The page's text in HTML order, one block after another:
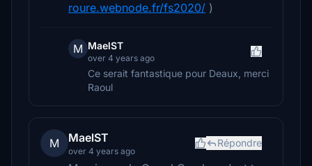
roure.webnode.fr/fs2020/ )
M MaelST
over 4 years ago
Ce serait fantastique pour Deaux, merci
Raoul
M MaelST
over 4 years ago
Répondre